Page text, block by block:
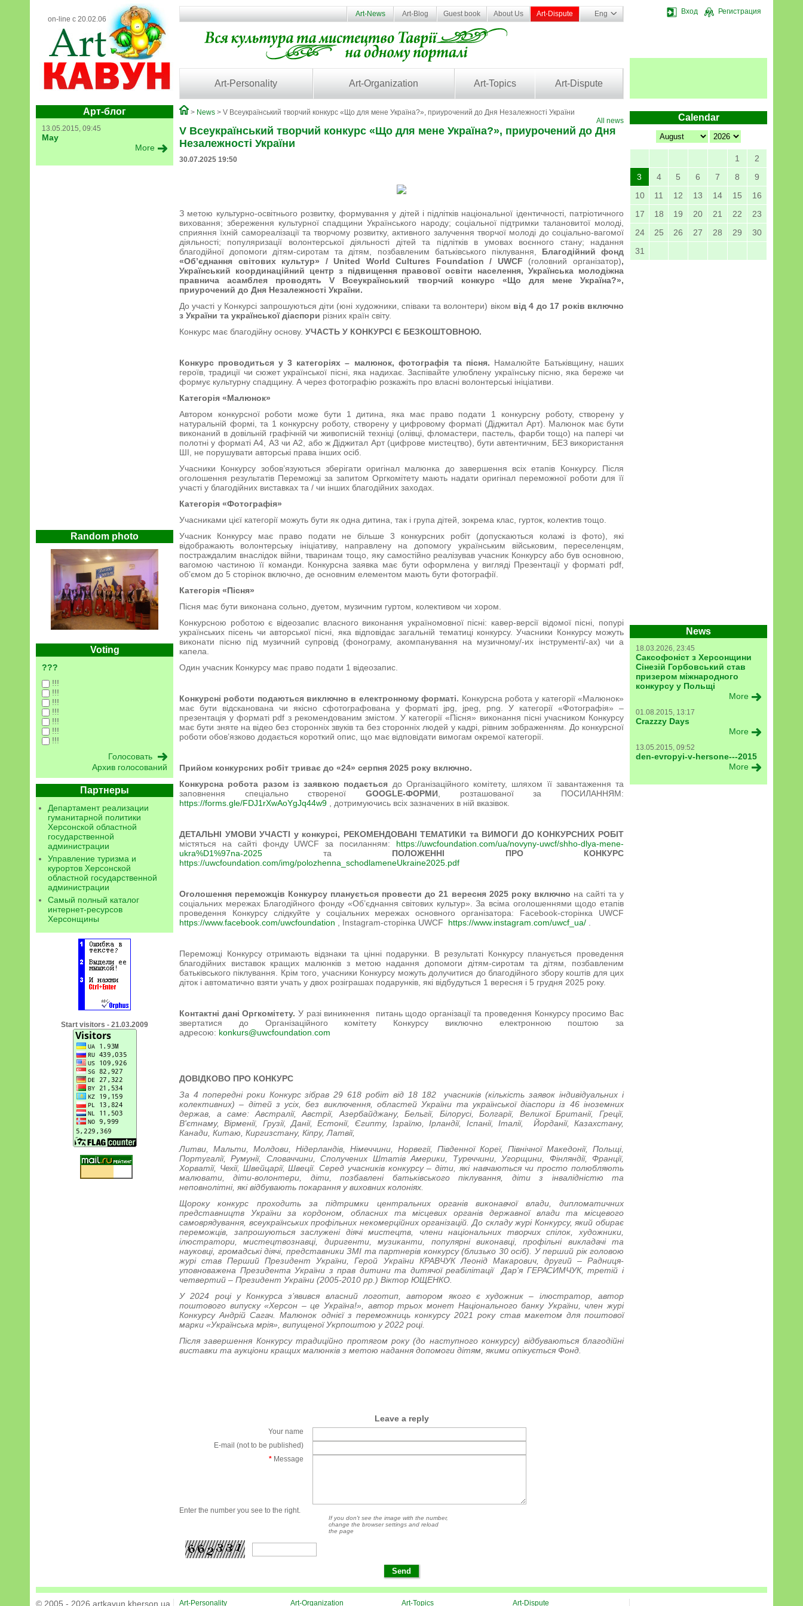
on-line с 20.02.06
Вход Регистрация
Art-News Art-Blog Guest book About Us Art-Dispute Eng
Art-Personality Art-Organization Art-Topics Art-Dispute
Арт-блог
13.05.2015, 09:45
May
More
Random photo
Voting
???
!!!
!!!
!!!
!!!
!!!
!!!
!!!
Архив голосований
Партнеры
Департамент реализации
гуманитарной политики
Херсонской областной
государственной
администрации
Управление туризма и
курортов Херсонской
областной государственной
администрации
Самый полный каталог
интернет-ресурсов
Херсонщины
Start visitors - 21.03.2009
Calendar
1
2
3
4 5 6 7 8
9
10
11 12 13 14 15
16
17
18 19 20 21 22
23
24
25 26 27 28 29
30
31
News
18.03.2026, 23:45
Саксофоніст з Херсонщини
Сінезій Горбовський став
призером міжнародного
конкурсу у Польщі
More
01.08.2015, 13:17
Crazzzy Days
More
13.05.2015, 09:52
den-evropyi-v-hersone---2015
More
> News > V Всеукраїнський творчий конкурс «Що для мене Україна?», приурочений до Дня Незалежності України
All news
V Всеукраїнський творчий конкурс «Що для мене Україна?», приурочений до Дня
Незалежності України
30.07.2025 19:50
З метою культурно-освітнього розвитку, формування у дітей і підлітків національної ідентичності, патріотичного
виховання; збереження культурної спадщини Українського народу; соціальної підтримки талановитої молоді,
сприяння їхній самореалізації та творчому розвитку, активного залучення творчої молоді до соціально-вагомої
діяльності; популяризації волонтерської діяльності дітей та підлітків в умовах воєнного стану; надання
благодійної допомоги дітям-сиротам та дітям, позбавленим батьківського піклування, Благодійний фонд
«Об’єднання світових культур» /United WorldCultures Foundation / UWCF (головний організатор),
Український координаційний центр з підвищення правової освіти населення, Українська молодіжна
правнича асамблея проводятьV Всеукраїнський творчий конкурс «Що для мене Україна?»,
приурочений до Дня Незалежності України.
До участі у Конкурсі запрошуються діти (юні художники, співаки та волонтери) віком від 4 до 17 років включно
з України та української діаспори різних країн світу.
Конкурс має благодійну основу. УЧАСТЬ У КОНКУРСІ Є БЕЗКОШТОВНОЮ.
Конкурс проводиться у 3 категоріях – малюнок, фотографія та пісня. Намалюйте Батьківщину, наших
героїв, традиції чи сюжет української пісні, яка надихає. Заспівайте улюблену українську пісню, яка береже чи
формує культурну спадщину. А через фотографію розкажіть про власні волонтерські ініціативи.
Категорія «Малюнок»
Автором конкурсної роботи може бути 1 дитина, яка має право подати 1 конкурсну роботу, створену у
натуральній формі, та 1 конкурсну роботу, створену у цифровому форматі (Діджитал Арт). Малюнок має бути
виконаний в довільній графічній чи живописній техніці (олівці, фломастери, пастель, фарби тощо) на папері чи
полотні у форматі А4, А3 чи А2, або ж Діджитал Арт (цифрове мистецтво), бути автентичним, БЕЗ використання
ШІ, не порушувати авторські права інших осіб.
Учасники Конкурсу зобов’язуються зберігати оригінал малюнка до завершення всіх етапів Конкурсу. Після
оголошення результатів Переможці за запитом Оргкомітету мають надати оригінал переможної роботи для її
участі у благодійних виставках та / чи інших благодійних заходах.
Категорія «Фотографія»
Учасниками цієї категорії можуть бути як одна дитина, так і група дітей, зокрема клас, гурток, колектив тощо.
Учасник Конкурсу має право подати не більше 3 конкурсних робіт (допускаються колажі із фото), які
відображають волонтерську ініціативу, направлену на допомогу українським військовим, переселенцям,
постраждалим внаслідок війни, тваринам тощо, яку самостійно реалізував учасник Конкурсу або був основною,
вагомою частиною її команди. Конкурсна заявка має бути оформлена у вигляді Презентації у форматі pdf,
об’ємом до 5 сторінок включно, де основним елементом мають бути фотографії.
Категорія «Пісня»
Пісня має бути виконана сольно, дуетом, музичним гуртом, колективом чи хором.
Конкурсною роботою є відеозапис власного виконання україномовної пісні: кавер-версії відомої пісні, попурі
українських пісень чи авторської пісні, яка відповідає загальній тематиці конкурсу. Учасники Конкурсу можуть
виконати пісню під музичний супровід (фонограму, акомпанування на музичному/-их інструменті/-ах) чи а
капела.
Один учасник Конкурсу має право подати 1 відеозапис.
Конкурсні роботи подаються виключно в електронному форматі. Конкурсна робота у категорії «Малюнок»
має бути відсканована чи якісно сфотографована у форматі jpg, jpeg, png. У категорії «Фотографія» –
презентація у форматі pdf з рекомендованим змістом. У категорії «Пісня» виконання пісні учасником Конкурсу
має бути зняте на відео без сторонніх звуків та без сторонніх людей у кадрі, рівним зображенням. До конкурсної
роботи обов’язково додається короткий опис, що має відповідати вимогам окремої категорії.
Прийом конкурсних робіт триває до «24» серпня 2025 року включно.
Конкурсна робота разом із заявкою подається до Організаційного комітету, шляхом її завантаження та
заповнення спеціально створеної GOOGLE-ФОРМИ , розташованої за ПОСИЛАННЯМ:
https://forms.gle/FDJ1rXwAoYgJq44w9 , дотримуючись всіх зазначених в ній вказівок.
ДЕТАЛЬНІ УМОВИ УЧАСТІ у конкурсі, РЕКОМЕНДОВАНІ ТЕМАТИКИ та ВИМОГИ ДО КОНКУРСНИХ РОБІТ
містяться на сайті фонду UWCF за посиланням: https://uwcfoundation.com/ua/novyny-uwcf/shho-dlya-mene-
ukra%D1%97na-2025 та ПОЛОЖЕННІ ПРО КОНКУРС
https://uwcfoundation.com/img/polozhenna_schodlameneUkraine2025.pdf
Оголошення переможців Конкурсу планується провести до 21 вересня 2025 року включно на сайті та у
соціальних мережах Благодійного фонду «Об’єднання світових культур». За всіма оголошеннями щодо етапів
проведення Конкурсу слідкуйте у соціальних мережах основного організатора: Facebook-сторінка UWCF
https://www.facebook.com/uwcfoundation , Instagram-сторінка UWCF https://www.instagram.com/uwcf_ua/
Переможці Конкурсу отримають відзнаки та цінні подарунки. В результаті Конкурсу планується проведення
благодійних виставок кращих малюнків з метою надання допомоги дітям-сиротам та дітям, позбавленим
батьківського піклування. Крім того, учасники Конкурсу можуть долучитися до благодійного збору коштів для цих
діток і автоматично взяти учать у двох розіграшах подарунків, які відбудуться 1 вересня і 5 грудня 2025 року.
Контактні дані Оргкомітету. У разі виникнення питань щодо організації та проведення Конкурсу просимо Вас
звертатися до Організаційного комітету Конкурсу виключно електронною поштою за
адресою: konkurs@uwcfoundation.com
ДОВІДКОВО ПРО КОНКУРС
За 4 попередні роки Конкурс зібрав 29 618 робіт від 18 182 учасників (кількість заявок індивідуальних і
колективних) – дітей з усіх, без виключення, областей України та української діаспори із 46 іноземних
держав, а саме: Австралії, Австрії, Азербайджану, Бельгії, Білорусі, Болгарії, Великої Британії, Греції,
В'єтнаму, Вірменії, Грузії, Данії, Естонії, Єгипту, Ізраїлю, Iрландiї, Іспанії, Італії, Йорданії, Казахстану,
Канади, Китаю, Киргизстану, Кіпру, Латвії,
Литви, Мальти, Молдови, Нідерландів, Німеччини, Норвегії, Південної Кореї, Північної Македонії, Польщі,
Португалії, Румунії, Словаччини, Сполучених Штатів Америки, Туреччини, Угорщини, Фінляндії, Франції,
Хорватії, Чехії, Швейцарії, Швеції. Серед учасників конкурсу – діти, які навчаються чи просто полюбляють
малювати, діти-волонтери, діти, позбавлені батьківського піклування, діти з інвалідністю та
неповнолітні, які відбувають покарання у виховних колоніях.
Щороку конкурс проходить за підтримки центральних органів виконавчої влади, дипломатичних
представництв України за кордоном, обласних та місцевих органів державної влади та місцевого
самоврядування, всеукраїнських профільних некомерційних організацій. До складу журі Конкурсу, який обирає
переможців, запрошуються заслужені діячі мистецтв, члени національних творчих спілок, художники,
ілюстратори, мистецтвознавці, диригенти, музиканти, популярні виконавці, профільні викладачі та
науковці, громадські діячі, представники ЗМІ та партнерів конкурсу (близько 30 осіб). У перший рік головою
журі став Перший Президент України, Герой України КРАВЧУК Леонід Макарович, другий – Радниця-
уповноважена Президента України з прав дитини та дитячої реабілітації Дар’я ГЕРАСИМЧУК, третій і
четвертий – Президент України (2005-2010 рр.) Віктор ЮЩЕНКО.
У 2024 році у Конкурса з’явився власний логотип, автором якого є художник – ілюстратор, автор
поштового випуску «Херсон – це Україна!», автор трьох монет Національного банку України, член журі
Конкурсу Андрій Сагач. Малюнок однієї з переможниць конкурсу 2021 року став макетом для поштової
марки «Українська мрія», випущеної Укрпоштою у 2022 році.
Після завершення Конкурсу традиційно протягом року (до наступного конкурсу) відбуваються благодійні
виставки та аукціони кращих малюнків з метою надання допомоги дітям, якими опікується Фонд.
Leave a reply
Your name
E-mail (not to be published)
* Message
Enter the number you see to the right.
If you don't see the image with the number,
change the browser settings and reload
the page
© 2005 - 2026 artkavun.kherson.ua Art-Personality Art-Organization Art-Topics Art-Dispute